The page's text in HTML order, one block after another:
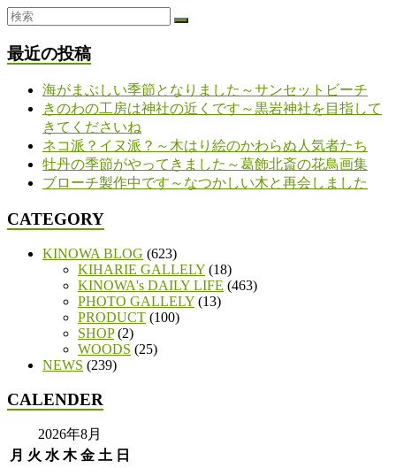
最近の投稿
海がまぶしい季節となりました～サンセットビーチ
きのわの工房は神社の近くです～黒岩神社を目指して
きてくださいね
ネコ派？イヌ派？～木はり絵のかわらぬ人気者たち
牡丹の季節がやってきました～葛飾北斎の花鳥画集
ブローチ製作中です～なつかしい木と再会しました
CATEGORY
KINOWA BLOG (623)
KIHARIE GALLELY (18)
KINOWA's DAILY LIFE (463)
PHOTO GALLELY (13)
PRODUCT (100)
SHOP(2)
WOODS (25)
NEWS (239)
CALENDER
2026年8月
月 火 水 木 金 土 日